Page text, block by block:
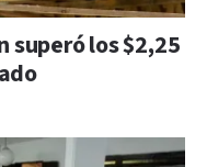
superó los $2,25